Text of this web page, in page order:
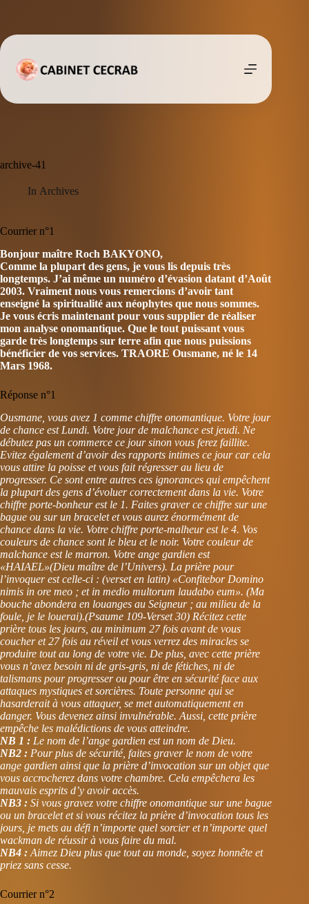
archive-41
In Archives
Courrier n°1
Bonjour maître Roch BAKYONO,
Comme la plupart des gens, je vous lis depuis très
longtemps. J’ai même un numéro d’évasion datant d’Août
2003. Vraiment nous vous remercions d’avoir tant
enseigné la spiritualité aux néophytes que nous sommes.
Je vous écris maintenant pour vous supplier de réaliser
mon analyse onomantique. Que le tout puissant vous
garde très longtemps sur terre afin que nous puissions
bénéficier de vos services. TRAORE Ousmane, né le 14
Mars 1968.
Réponse n°1
Ousmane, vous avez 1 comme chiffre onomantique. Votre jour
de chance est Lundi. Votre jour de malchance est jeudi. Ne
débutez pas un commerce ce jour sinon vous ferez faillite.
Evitez également d’avoir des rapports intimes ce jour car cela
vous attire la poisse et vous fait régresser au lieu de
progresser. Ce sont entre autres ces ignorances qui empêchent
la plupart des gens d’évoluer correctement dans la vie. Votre
chiffre porte-bonheur est le 1. Faites graver ce chiffre sur une
bague ou sur un bracelet et vous aurez énormément de
chance dans la vie. Votre chiffre porte-malheur est le 4. Vos
couleurs de chance sont le bleu et le noir. Votre couleur de
malchance est le marron. Votre ange gardien est
«HAIAEL»(Dieu maître de l’Univers). La prière pour
l’invoquer est celle-ci : (verset en latin) «Confitebor Domino
nimis in ore meo ; et in medio multorum laudabo eum». (Ma
bouche abondera en louanges au Seigneur ; au milieu de la
foule, je le louerai).(Psaume 109-Verset 30) Récitez cette
prière tous les jours, au minimum 27 fois avant de vous
coucher et 27 fois au réveil et vous verrez des miracles se
produire tout au long de votre vie. De plus, avec cette prière
vous n’avez besoin ni de gris-gris, ni de fétiches, ni de
talismans pour progresser ou pour être en sécurité face aux
attaques mystiques et sorcières. Toute personne qui se
hasarderait à vous attaquer, se met automatiquement en
danger. Vous devenez ainsi invulnérable. Aussi, cette prière
empêche les malédictions de vous atteindre.
NB 1 : Le nom de l’ange gardien est un nom de Dieu.
NB2 : Pour plus de sécurité, faites graver le nom de votre
ange gardien ainsi que la prière d’invocation sur un objet que
vous accrocherez dans votre chambre. Cela empêchera les
mauvais esprits d’y avoir accès.
NB3 : Si vous gravez votre chiffre onomantique sur une bague
ou un bracelet et si vous récitez la prière d’invocation tous les
jours, je mets au défi n’importe quel sorcier et n’importe quel
wackman de réussir à vous faire du mal.
NB4 : Aimez Dieu plus que tout au monde, soyez honnête et
priez sans cesse.
Courrier n°2